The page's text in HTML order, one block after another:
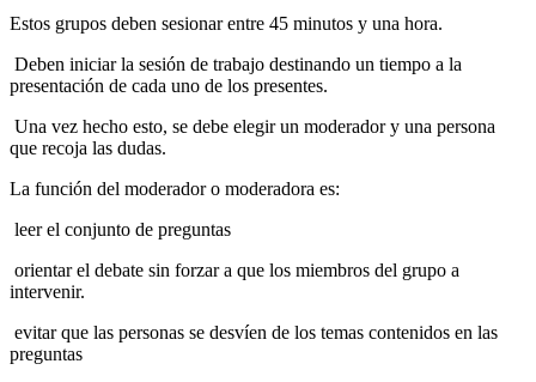
Estos grupos deben sesionar entre 45 minutos y una hora.
Deben iniciar la sesión de trabajo destinando un tiempo a la
presentación de cada uno de los presentes.
Una vez hecho esto, se debe elegir un moderador y una persona
que recoja las dudas.
La función del moderador o moderadora es:
leer el conjunto de preguntas
orientar el debate sin forzar a que los miembros del grupo a
intervenir.
evitar que las personas se desvíen de los temas contenidos en las
preguntas